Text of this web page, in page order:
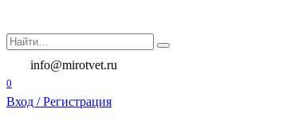
содержанию
Search
for:
info@mirotvet.ru
0
Вход / Регистрация